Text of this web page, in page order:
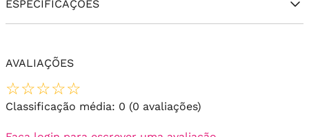
ESPECIFICAÇÕES
AVALIAÇÕES
☆☆☆☆☆
Classificação média: 0 (0 avaliações)